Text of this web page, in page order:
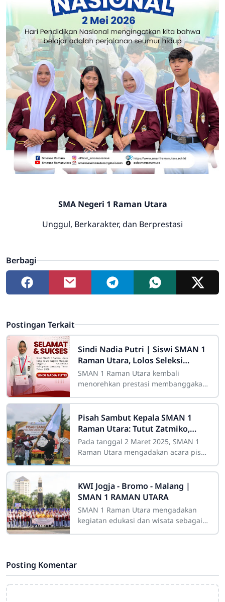
SMA Negeri 1 Raman Utara
Unggul, Berkarakter, dan Berprestasi
Berbagi
Postingan Terkait
Sindi Nadia Putri | Siswi SMAN 1
Raman Utara, Lolos Seleksi
Paskibraka Kabupaten Lampung
Timur 2026
SMAN 1 Raman Utara kembali
menorehkan prestasi membanggakan
Nadia Putri dari kelas X4. Sindi
berhasil lolos dalam
Pisah Sambut Kepala SMAN 1
Raman Utara: Tutut Zatmiko,
S.Pd., M.Pd. Digantikan Hartoyo,
S.Pd., M.T.I
Pada tanggal 2 Maret 2025, SMAN 1
Raman Utara mengadakan acara pisah
semangat, menyambut pergantian
kepala sekolah. Acara
KWI Jogja - Bromo - Malang |
SMAN 1 RAMAN UTARA
SMAN 1 Raman Utara mengadakan
kegiatan edukasi dan wisata sebagai
Posting Komentar